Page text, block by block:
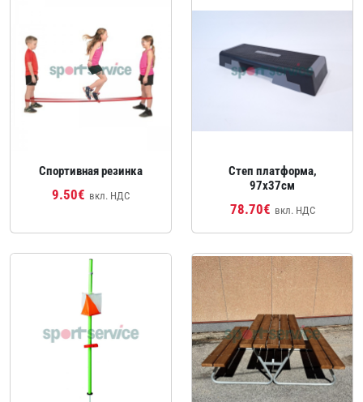
Спортивная резинка
9.50€ вкл. НДС
Степ платформа,
97x37см
78.70€ вкл. НДС